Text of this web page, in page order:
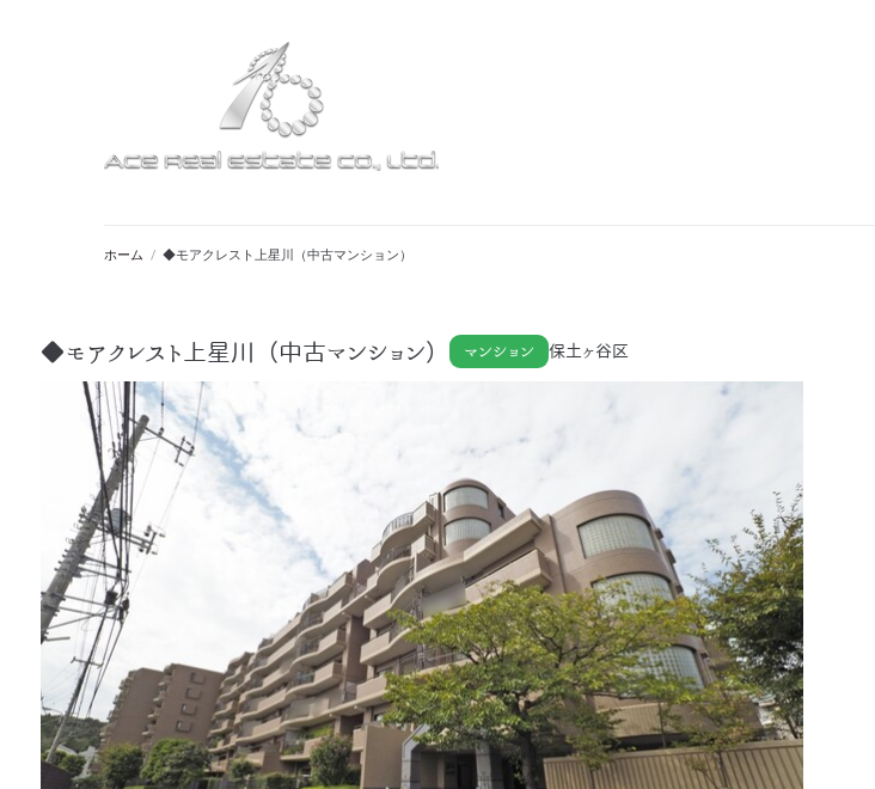
ホーム / ◆モアクレスト上星川（中古マンション）
◆モアクレスト上星川（中古マンション） マンション 保土ヶ谷区